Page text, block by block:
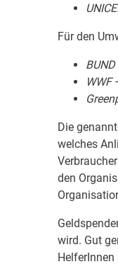
Für den
BUND
WWF
Die
welches
den
wird. Gut